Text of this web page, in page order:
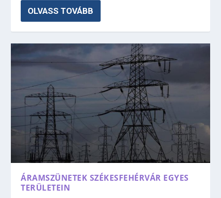
OLVASS TOVÁBB
ÁRAMSZÜNETEK SZÉKESFEHÉRVÁR EGYES
TERÜLETEIN